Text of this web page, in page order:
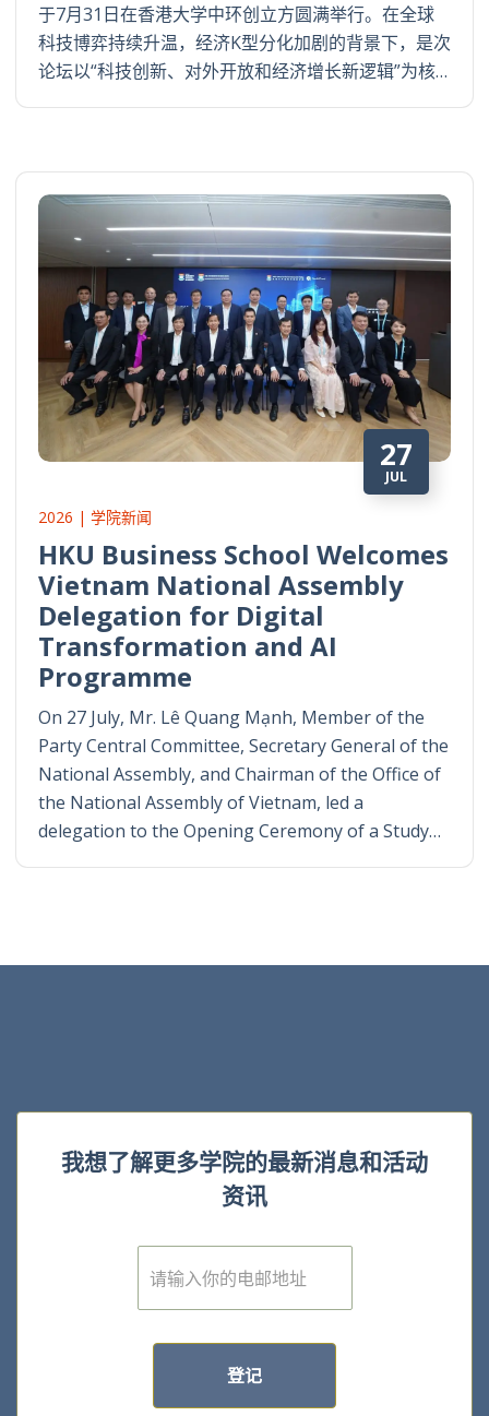
于7月31日在香港大学中环创立方圆满举行。在全球
科技博弈持续升温，经济K型分化加剧的背景下，是次
论坛以“科技创新、对外开放和经济增长新逻辑”为核…
27
JUL
2026 | 学院新闻
HKU Business School Welcomes
Vietnam National Assembly
Delegation for Digital
Transformation and AI
Programme
On 27 July, Mr. Lê Quang Mạnh, Member of the
Party Central Committee, Secretary General of the
National Assembly, and Chairman of the Office of
the National Assembly of Vietnam, led a
delegation to the Opening Ceremony of a Study…
我想了解更多学院的最新消息和活动
资讯
E
m
登记